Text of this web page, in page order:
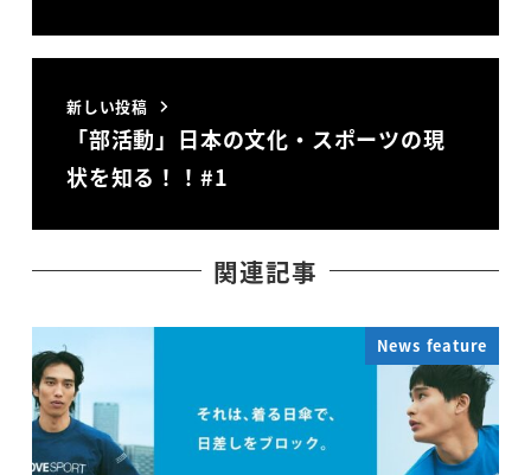
新しい投稿
「部活動」日本の文化・スポーツの現
状を知る！！#1
関連記事
News feature